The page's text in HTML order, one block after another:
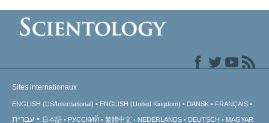
Sites internationaux
ENGLISH (US/International) ENGLISH (United Kingdom) DANSK FRANÇAIS
עברית 日本語 РУССКИЙ 繁體中文 NEDERLANDS DEUTSCH
MAGYAR